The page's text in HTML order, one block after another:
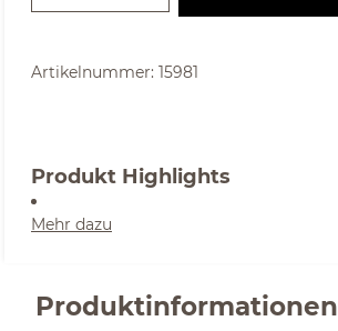
Artikelnummer: 15981
Produkt Highlights
Mehr dazu
Produktinformationen